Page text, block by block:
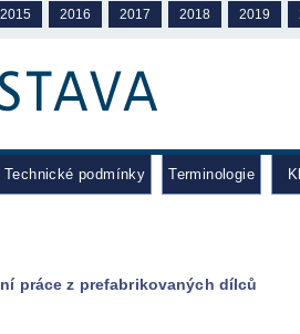
2015 2016 2017 2018 2019
Technické podmínky Terminologie
práce z prefabrikovaných dílců